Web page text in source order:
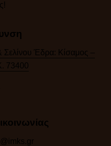
Σελίνου Έδρα: Κίσαμος –
73400